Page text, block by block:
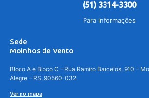
(51) 3314-3300
Para informações
Sede
Moinhos de Vento
Bloco A e Bloco C – Rua Ramiro Barcelos, 910 –
Alegre – RS, 90560-032
Ver no mapa